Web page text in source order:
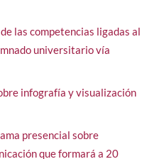
las competencias ligadas al
universitario vía
infografía y visualización
presencial sobre
que formará a 20